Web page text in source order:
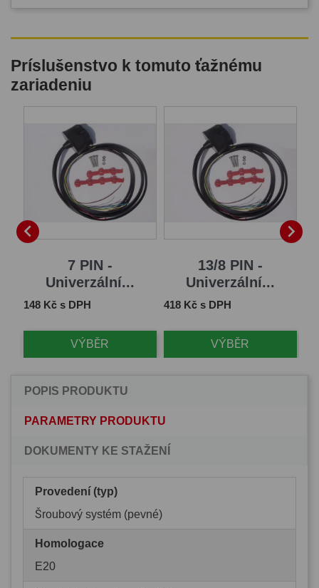
Príslušenstvo k tomuto ťažnému
zariadeniu

7 PIN -
Univerzální...
Cena
148 Kč s DPH
VÝBĚR
13/8 PIN -
Univerzální...
Cena
418 Kč s DPH
VÝBĚR

POPIS PRODUKTU
PARAMETRY PRODUKTU
DOKUMENTY KE STAŽENÍ
Provedení (typ)
Šroubový systém (pevné)
Homologace
E20